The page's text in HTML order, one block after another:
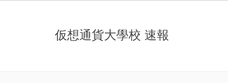
仮想通貨大學校 速報